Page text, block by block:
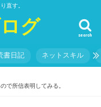
直す。
グ search
書日記 ネットスキル
で所信表明してみる。